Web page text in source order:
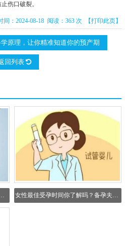
伤口破裂。
间：2024-08-18 阅读：363 次 【打印此页】
原理，让你精准知道你的预产期
回列表
常,促排第9天雌二醇3000正常吗 女性最佳受孕时间你了解吗？备孕夫妻要抓好机会